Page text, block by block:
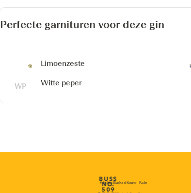
Perfecte garnituren voor deze gin
Limoenzeste
Witte peper